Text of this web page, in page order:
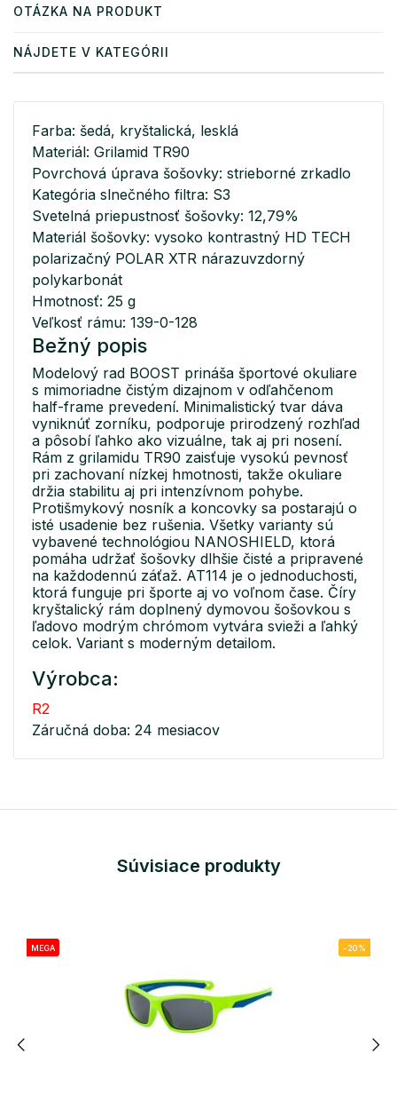
OTÁZKA NA PRODUKT
NÁJDETE V KATEGÓRII
Farba: šedá, kryštalická, lesklá
Materiál: Grilamid TR90
Povrchová úprava šošovky: strieborné zrkadlo
Kategória slnečného filtra: S3
Svetelná priepustnosť šošovky: 12,79%
Materiál šošovky: vysoko kontrastný HD TECH
polarizačný POLAR XTR nárazuvzdorný
polykarbonát
Hmotnosť: 25 g
Veľkosť rámu: 139-0-128
Bežný popis
Modelový rad BOOST prináša športové okuliare
s mimoriadne čistým dizajnom v odľahčenom
half-frame prevedení. Minimalistický tvar dáva
vyniknúť zorníku, podporuje prirodzený rozhľad
a pôsobí ľahko ako vizuálne, tak aj pri nosení.
Rám z grilamidu TR90 zaisťuje vysokú pevnosť
pri zachovaní nízkej hmotnosti, takže okuliare
držia stabilitu aj pri intenzívnom pohybe.
Protišmykový nosník a koncovky sa postarajú o
isté usadenie bez rušenia. Všetky varianty sú
vybavené technológiou NANOSHIELD, ktorá
pomáha udržať šošovky dlhšie čisté a pripravené
na každodennú záťaž. AT114 je o jednoduchosti,
ktorá funguje pri športe aj vo voľnom čase. Číry
kryštalický rám doplnený dymovou šošovkou s
ľadovo modrým chrómom vytvára svieži a ľahký
celok. Variant s moderným detailom.
Výrobca:
R2
Záručná doba: 24 mesiacov
Súvisiace produkty
MEGA -20%